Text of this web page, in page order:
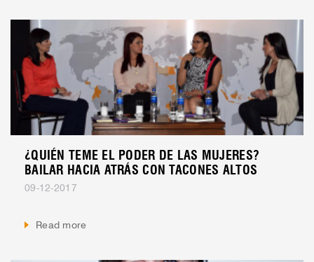
¿QUIÉN TEME EL PODER DE LAS MUJERES?
BAILAR HACIA ATRÁS CON TACONES ALTOS
09-12-2017
Read more